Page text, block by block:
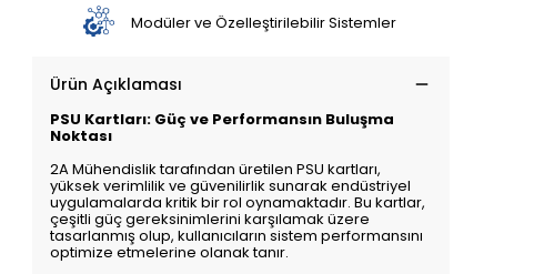
Modüler ve Özelleştirilebilir Sistemler
Ürün Açıklaması
PSU Kartları: Güç ve Performansın Buluşma
Noktası
2A Mühendislik tarafından üretilen PSU kartları,
yüksek verimlilik ve güvenilirlik sunarak endüstriyel
uygulamalarda kritik bir rol oynamaktadır. Bu kartlar,
çeşitli güç gereksinimlerini karşılamak üzere
tasarlanmış olup, kullanıcıların sistem performansını
optimize etmelerine olanak tanır.